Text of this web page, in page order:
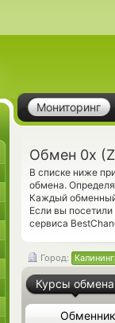
Мониторинг
Обмен 0x
В списке ниже
обмена.
Каждый обменный
Если вы
сервиса
Город:
Курсы обмена
Обменник